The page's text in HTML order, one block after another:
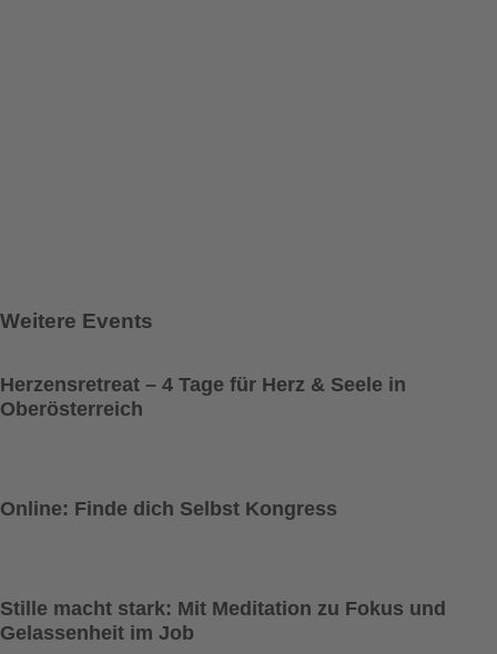
Weitere Events
Herzensretreat – 4 Tage für Herz & Seele in
Oberösterreich
Online: Finde dich Selbst Kongress
Stille macht stark: Mit Meditation zu Fokus und
Gelassenheit im Job